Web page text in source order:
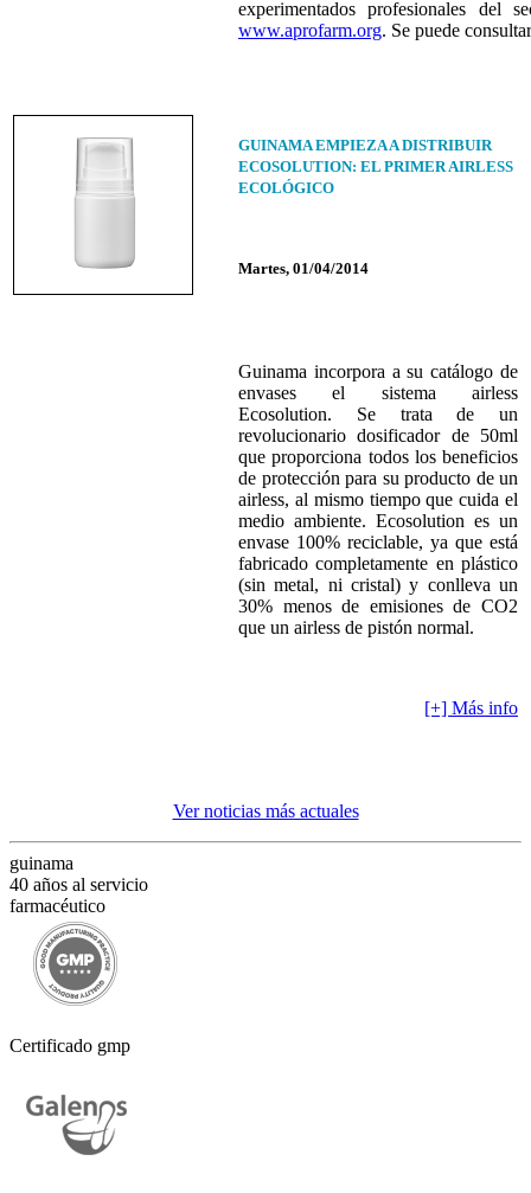
experimentados profesionales del
www.aprofarm.org. Se puede
GUINAMA EMPIEZA A DISTRIBUIR
ECOSOLUTION: EL PRIMER AIRLESS
ECOLÓGICO
Martes, 01/04/2014
Guinama incorpora a su catálogo de
envases el sistema airless
Ecosolution. Se trata de un
revolucionario dosificador de 50ml
que proporciona todos los beneficios
de protección para su producto de un
airless, al mismo tiempo que cuida el
medio ambiente. Ecosolution es un
envase 100% reciclable, ya que está
fabricado completamente en plástico
(sin metal, ni cristal) y conlleva un
30% menos de emisiones de CO2
que un airless de pistón normal.
[+] Más info
Ver noticias más actuales
guinama
40 años al servicio
farmacéutico
Certificado gmp